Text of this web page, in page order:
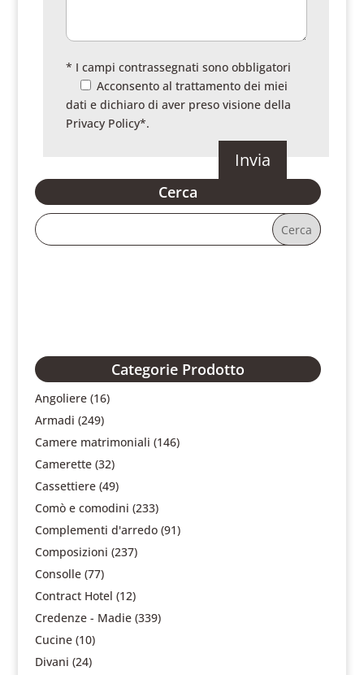
* I campi contrassegnati sono obbligatori
Acconsento al trattamento dei miei
dati e dichiaro di aver preso visione della
Privacy Policy*.
Cerca
Categorie Prodotto
Angoliere (16)
Armadi (249)
Camere matrimoniali (146)
Camerette (32)
Cassettiere (49)
Comò e comodini (233)
Complementi d'arredo (91)
Composizioni (237)
Consolle (77)
Contract Hotel (12)
Credenze - Madie (339)
Cucine (10)
Divani (24)